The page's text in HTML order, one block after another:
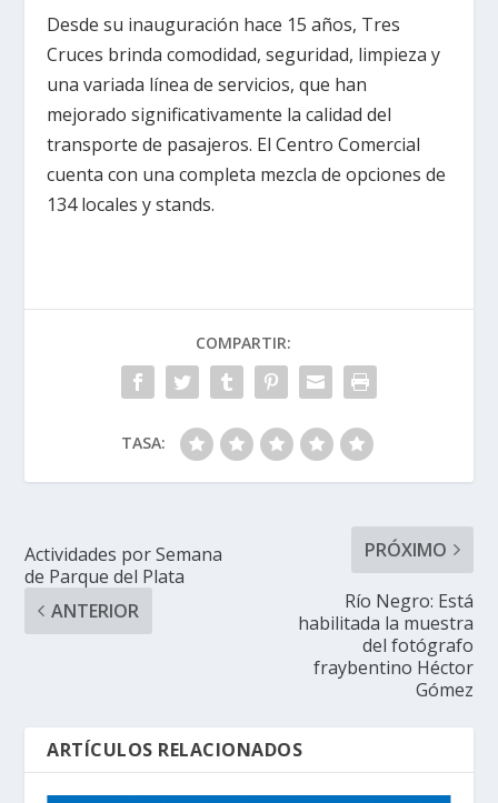
Desde su inauguración hace 15 años, Tres
Cruces brinda comodidad, seguridad, limpieza y
una variada línea de servicios, que han
mejorado significativamente la calidad del
transporte de pasajeros. El Centro Comercial
cuenta con una completa mezcla de opciones de
134 locales y stands.
COMPARTIR:
TASA:
Actividades por Semana
de Parque del Plata
ANTERIOR
PRÓXIMO
Río Negro: Está
habilitada la muestra
del fotógrafo
fraybentino Héctor
Gómez
ARTÍCULOS RELACIONADOS